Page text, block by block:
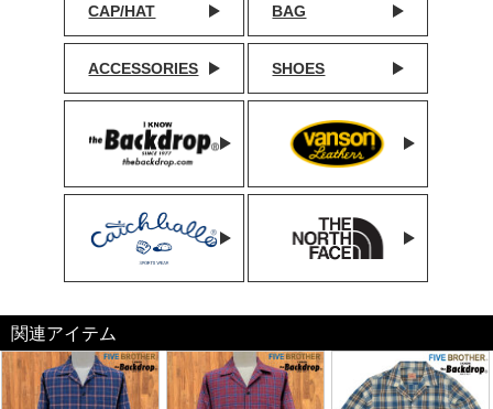
CAP/HAT BAG
ACCESSORIES SHOES
関連アイテム